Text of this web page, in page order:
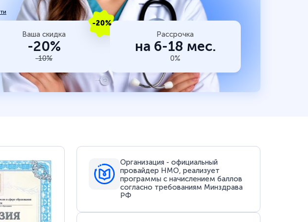
-20%
Ваша скидка
-20%
-10%
Рассрочка
на 6-18 мес.
0%
Организация - официальный
провайдер НМО, реализует
программы с начислением баллов
согласно требованиям Минздрава
РФ